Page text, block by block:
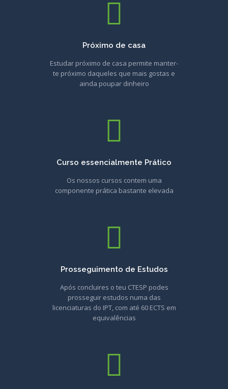
Próximo de casa
Estudar próximo de casa permite manter-
te próximo daqueles que mais gostas e
ainda poupar dinheiro
Curso essencialmente Prático
Os nossos cursos contem uma
componente prática bastante elevada
Prosseguimento de Estudos
Após concluires o teu CTESP podes
prosseguir estudos numa das
licenciaturas do IPT, com até 60 ECTS em
equivalências